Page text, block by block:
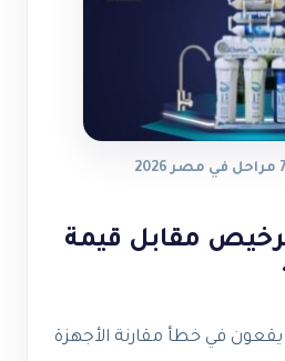
مقابل قيمة
في خطأ مقارنة الأجهزة